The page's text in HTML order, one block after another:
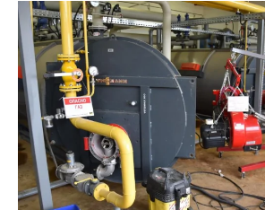
НОВОСТИ СОК 13 ИЮЛЯ 2021
→
Обновление ревизий в системах
Decibel
НОВОСТИ СОК 20 НОЯБРЯ 2020
Комментарии
Добавить комментарий
Ваше имя *
Ваш E-mail *
Текст комментария